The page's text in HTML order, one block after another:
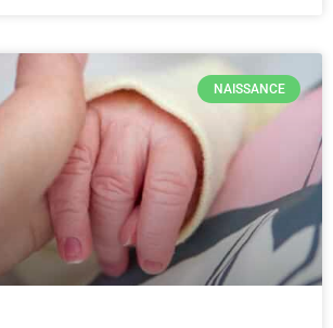
NAISSANCE